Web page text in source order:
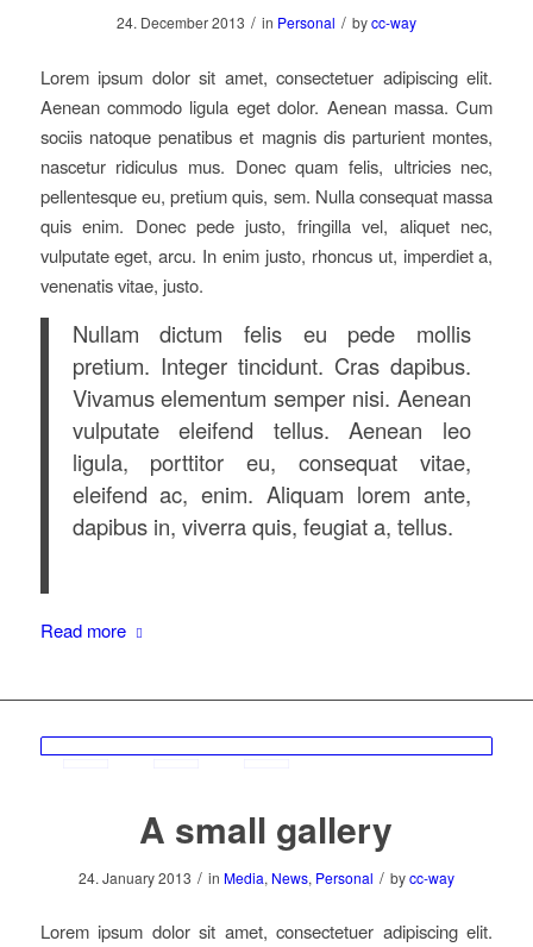
24. December 2013 / in Personal / bycc-way
Lorem ipsum dolor sit amet, consectetuer adipiscing elit.
Aenean commodo ligula eget dolor. Aenean massa. Cum
sociis natoque penatibus et magnis dis parturient montes,
nascetur ridiculus mus. Donec quam felis, ultricies nec,
pellentesque eu, pretium quis, sem. Nulla consequat massa
quis enim. Donec pede justo, fringilla vel, aliquet nec,
vulputate eget, arcu. In enim justo, rhoncus ut, imperdiet a,
venenatis vitae, justo.
Nullam dictum felis eu pede mollis
pretium. Integer tincidunt. Cras dapibus.
Vivamus elementum semper nisi. Aenean
vulputate eleifend tellus. Aenean leo
ligula, porttitor eu, consequat vitae,
eleifend ac, enim. Aliquam lorem ante,
dapibus in, viverra quis, feugiat a, tellus.
Read more
A small gallery
24. January 2013 / in Media, News, Personal / bycc-way
Lorem ipsum dolor sit amet, consectetuer adipiscing elit.